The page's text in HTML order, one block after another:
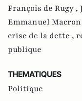
François de Rugy ,
Emmanuel Macron
crise de la dette ,
publique
THEMATIQUES
Politique